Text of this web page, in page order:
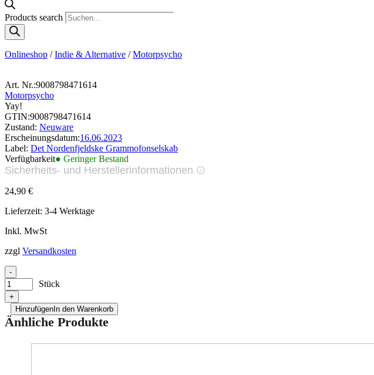
Products search
Onlineshop /Indie & Alternative /Motorpsycho
Art. Nr.:9008798471614
Motorpsycho
Yay!
GTIN:9008798471614
Zustand: Neuware
Erscheinungsdatum:16.06.2023
Label: Det Nordenfjeldske Grammofonselskab
Verfügbarkeit● Geringer Bestand
Sicherheits- und Herstellerinformationen
24,90 €
Lieferzeit: 3-4 Werktage
Inkl. MwSt
zzgl Versandkosten
-
Stück
+
Hinzufügen In den Warenkorb
Änhliche Produkte